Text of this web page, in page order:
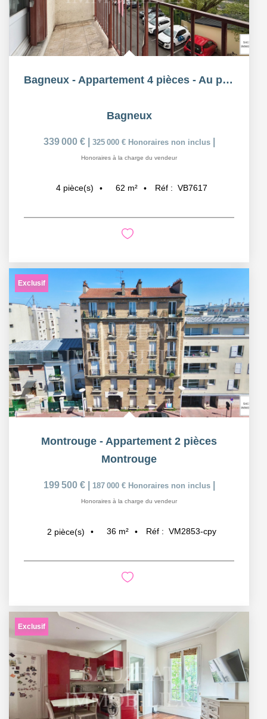
Bagneux - Appartement 4 pièces - Au pied du métro 4 et 15
Bagneux
339 000 € 325 000 € Honoraires non inclus
Honoraires à la charge du vendeur
4 pièce(s) 62 m² Réf : VB7617
Exclusif
Montrouge - Appartement 2 pièces
Montrouge
199 500 € 187 000 € Honoraires non inclus
Honoraires à la charge du vendeur
2 pièce(s) 36 m² Réf : VM2853-cpy
Exclusif